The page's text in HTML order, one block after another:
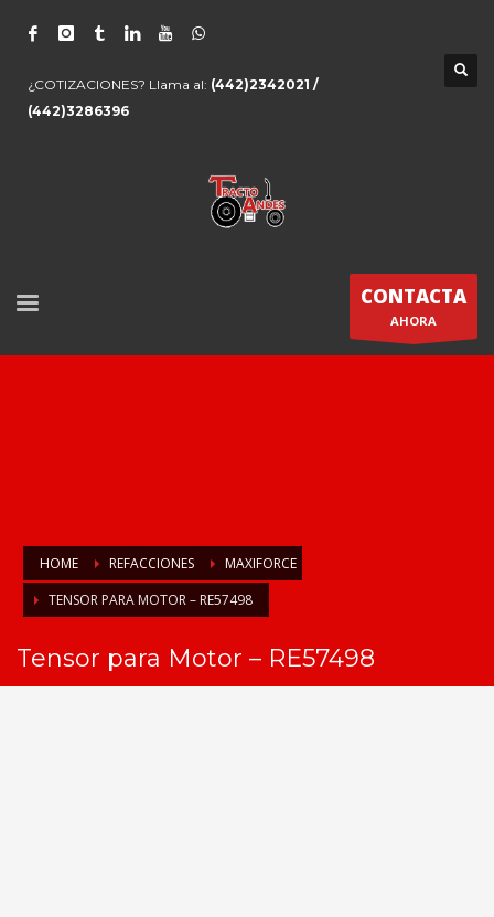
¿COTIZACIONES? Llama al: (442)2342021 /
(442)3286396
CONTACTA
AHORA
HOME REFACCIONES
MAXIFORCE
TENSOR PARA MOTOR – RE57498
Tensor para Motor – RE57498